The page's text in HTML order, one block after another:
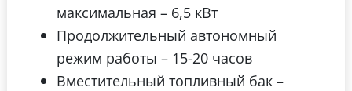
максимальная – 6,5 кВт
Продолжительный автономный
режим работы – 15-20 часов
Вместительный топливный бак –